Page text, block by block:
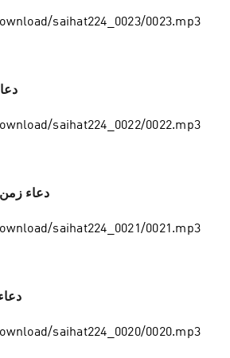
saihat224_0023/0023.mp3
saihat224_0022/0022.mp3
دعاء زمن
saihat224_0021/0021.mp3
saihat224_0020/0020.mp3